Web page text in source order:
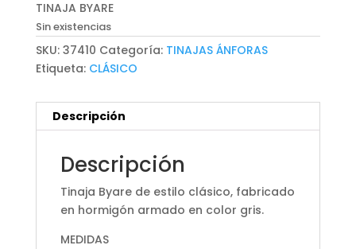
TINAJA BYARE
Sin existencias
SKU: 37410 Categoría: TINAJAS ÁNFORAS
Etiqueta: CLÁSICO
Descripción
Descripción
Tinaja Byare de estilo clásico, fabricado
en hormigón armado en color gris.
MEDIDAS